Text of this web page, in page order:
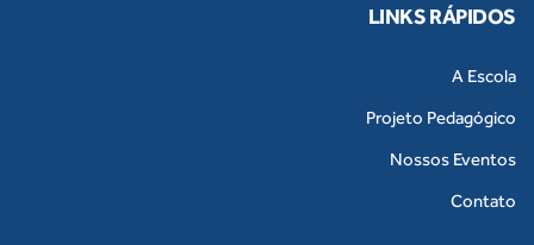
LINKS RÁPIDOS
A Escola
Projeto Pedagógico
Nossos Eventos
Contato